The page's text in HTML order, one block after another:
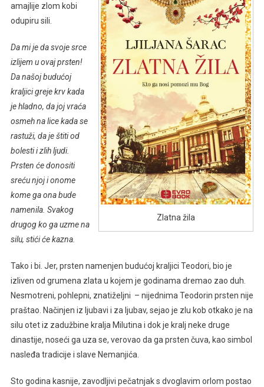
Zlatna žila
amajlije zlom kobi
odupiru sili.
Da mi je da svoje srce
izlijem u ovaj prsten!
Da našoj budućoj
kraljici greje krv kada
je hladno, da joj vraća
osmeh na lice kada se
rastuži, da je štiti od
bolesti i zlih ljudi.
Prsten će donositi
sreću njoj i onome
kome ga ona bude
namenila. Svakog
drugog ko ga uzme na
silu, stići će kazna.
Tako i bi. Jer, prsten namenjen budućoj kraljici Teodori, bio je
izliven od grumena zlata u kojem je godinama dremao zao duh.
Nesmotreni, pohlepni, znatiželjni – nijednima Teodorin prsten nije
praštao. Načinjen iz ljubavi i za ljubav, sejao je zlu kob otkako je na
silu otet iz zadužbine kralja Milutina i dok je kralj neke druge
dinastije, noseći ga uza se, verovao da ga prsten čuva, kao simbol
nasleđa tradicije i slave Nemanjića.
Sto godina kasnije, zavodljivi pečatnjak s dvoglavim orlom postao